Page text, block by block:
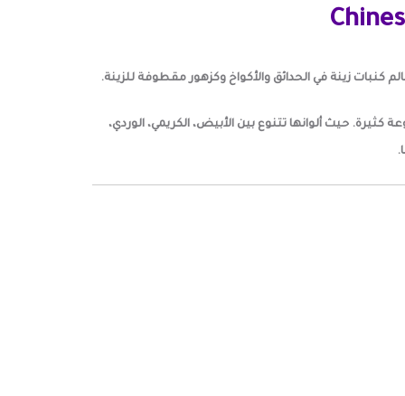
زينة في الحدائق والأكواخ وكزهور مقطوفة للزينة.
بطول 65-70 سم. والأزهار كبيرة بأشكال وألوان متنوعة كثيرة. حيث ألوانها تتنوع بين الأبيض، الكريمي، الوردي،